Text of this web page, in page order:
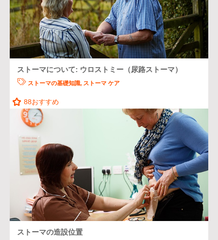
ストーマについて: ウロストミー（尿路ストーマ）
ストーマの基礎知識, ストーマ ケア
88おすすめ
ストーマの造設位置